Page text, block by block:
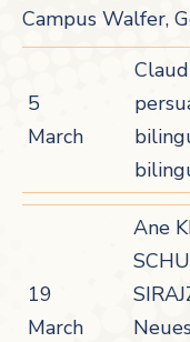
Campus Walfer,
5
March
19
March
Ane